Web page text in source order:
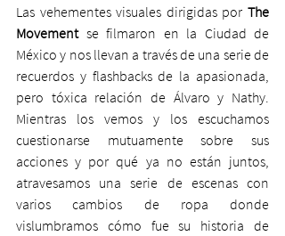
Las vehementes visuales dirigidas por The
Movement se filmaron en la Ciudad de
México y nos llevan a través de una serie de
recuerdos y flashbacks de la apasionada,
pero tóxica relación de Álvaro y Nathy.
Mientras los vemos y los escuchamos
cuestionarse mutuamente sobre sus
acciones y por qué ya no están juntos,
atravesamos una serie de escenas con
varios cambios de ropa donde
vislumbramos cómo fue su historia de